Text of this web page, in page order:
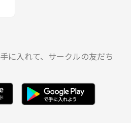
に入れて、サークルの友だち